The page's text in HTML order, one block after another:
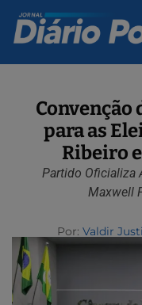
Convenção
para as
Ribeiro
Partido Oficializa
Maxwell
Por: Valdir